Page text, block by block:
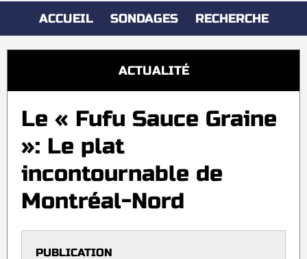
ACCUEIL SONDAGES RECHERCHE
ACTUALITÉ
Le « Fufu Sauce Graine
»: Le plat
incontournable de
Montréal-Nord
PUBLICATION